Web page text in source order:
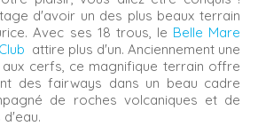
d'avoir un des plus beaux terrain
Avec ses 18 trous, le Belle Mare
attire plus d'un. Anciennement une
cerfs, ce magnifique terrain offre
des fairways dans un beau cadre
de roches volcaniques et de